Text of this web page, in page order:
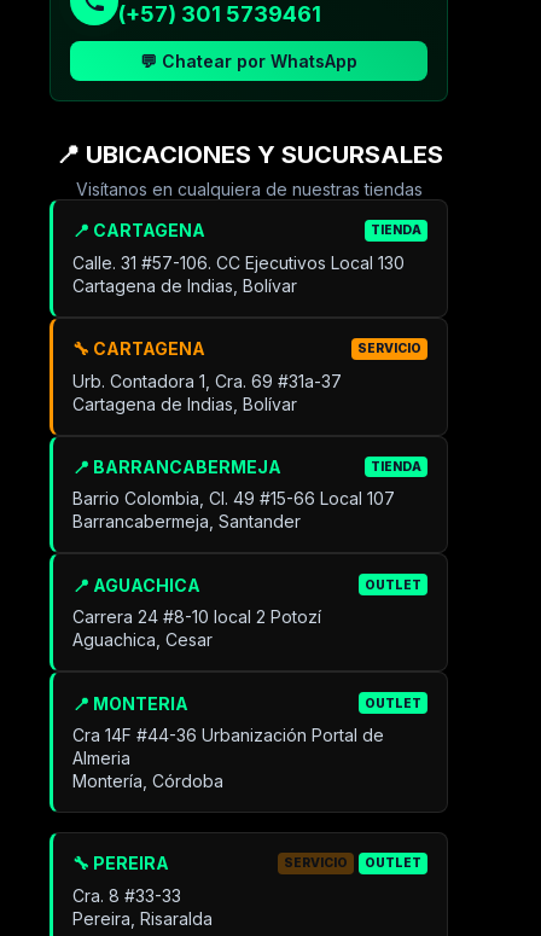
(+57) 301 5739461
💬 Chatear por WhatsApp
📍 UBICACIONES Y SUCURSALES
Visítanos en cualquiera de nuestras tiendas
📍 CARTAGENA TIENDA
Calle. 31 #57-106. CC Ejecutivos Local 130
Cartagena de Indias, Bolívar
🔧 CARTAGENA SERVICIO
Urb. Contadora 1, Cra. 69 #31a-37
Cartagena de Indias, Bolívar
📍 BARRANCABERMEJA TIENDA
Barrio Colombia, Cl. 49 #15-66 Local 107
Barrancabermeja, Santander
📍 AGUACHICA OUTLET
Carrera 24 #8-10 local 2 Potozí
Aguachica, Cesar
📍 MONTERIA OUTLET
Cra 14F #44-36 Urbanización Portal de
Almeria
Montería, Córdoba
🔧 PEREIRA SERVICIO OUTLET
Cra. 8 #33-33
Pereira, Risaralda